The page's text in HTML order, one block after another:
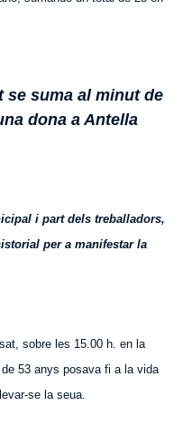
se suma al minut de
dona a Antella
i part dels treballadors,
per a manifestar la
sobre les 15.00 h. en la
53 anys posava fi a la vida
se la seua.